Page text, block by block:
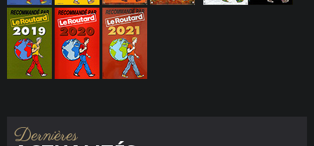
Dernières